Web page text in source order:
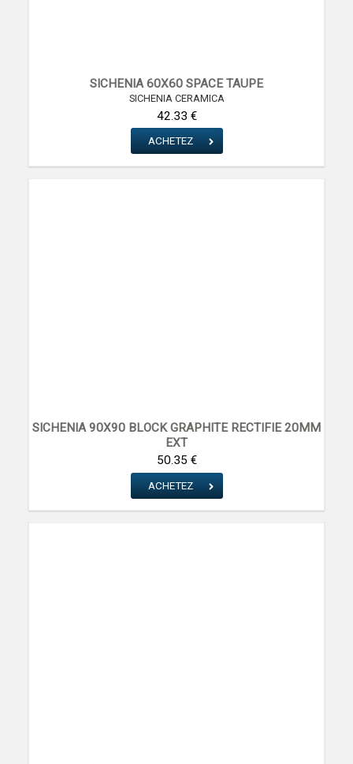
SICHENIA 60X60 SPACE TAUPE
SICHENIA CERAMICA
42.33 €
ACHETEZ
SICHENIA 90X90 BLOCK GRAPHITE RECTIFIE 20MM
EXT
SICHENIA CERAMICA
50.35 €
ACHETEZ